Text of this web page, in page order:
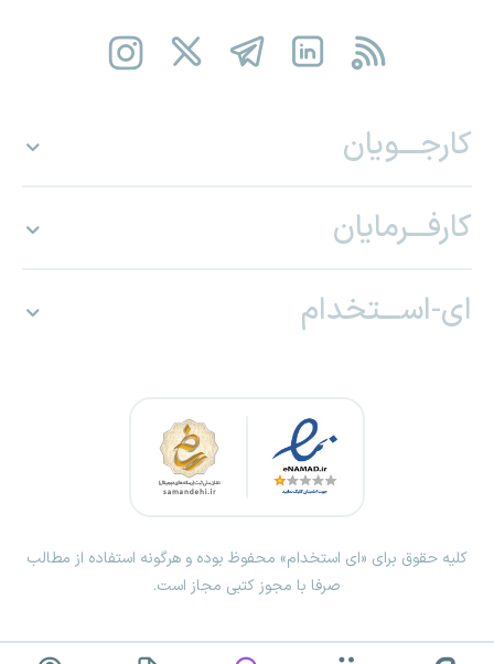
کارجـــویان
کارفـــرمایان
ای-اســـتخدام
کلیه حقوق برای «ای استخدام» محفوظ بوده و هرگونه استفاده از مطالب
صرفا با مجوز کتبی مجاز است.